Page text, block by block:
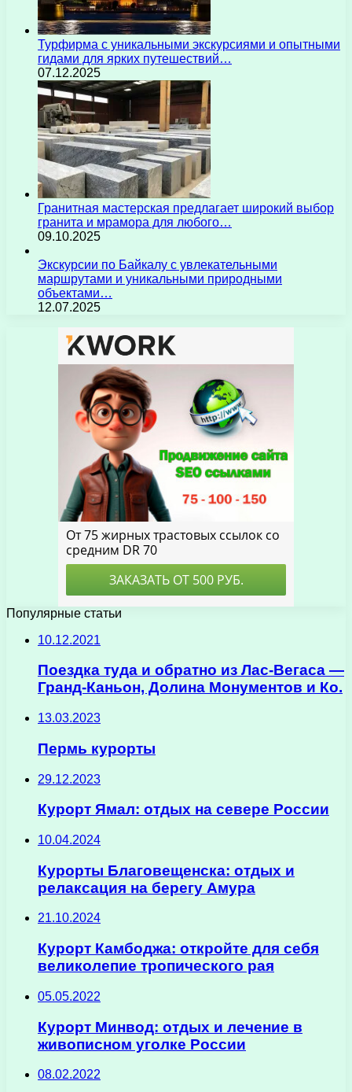
Турфирма с уникальными экскурсиями и опытными
гидами для ярких путешествий…
07.12.2025
Гранитная мастерская предлагает широкий выбор
гранита и мрамора для любого…
09.10.2025
Экскурсии по Байкалу с увлекательными
маршрутами и уникальными природными
объектами…
12.07.2025
Популярные статьи
10.12.2021
Поездка туда и обратно из Лас-Вегаса —
Гранд-Каньон, Долина Монументов и Ко.
13.03.2023
Пермь курорты
29.12.2023
Курорт Ямал: отдых на севере России
10.04.2024
Курорты Благовещенска: отдых и
релаксация на берегу Амура
21.10.2024
Курорт Камбоджа: откройте для себя
великолепие тропического рая
05.05.2022
Курорт Минвод: отдых и лечение в
живописном уголке России
08.02.2022